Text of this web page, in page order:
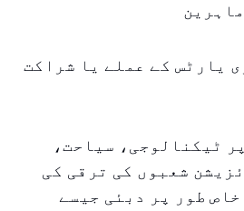
یارٹس کے عملے یا شراکت
ٹیکنالوجی، سیاحت،
شعبوں کی ترقی کی
طور پر دبئی جیسے